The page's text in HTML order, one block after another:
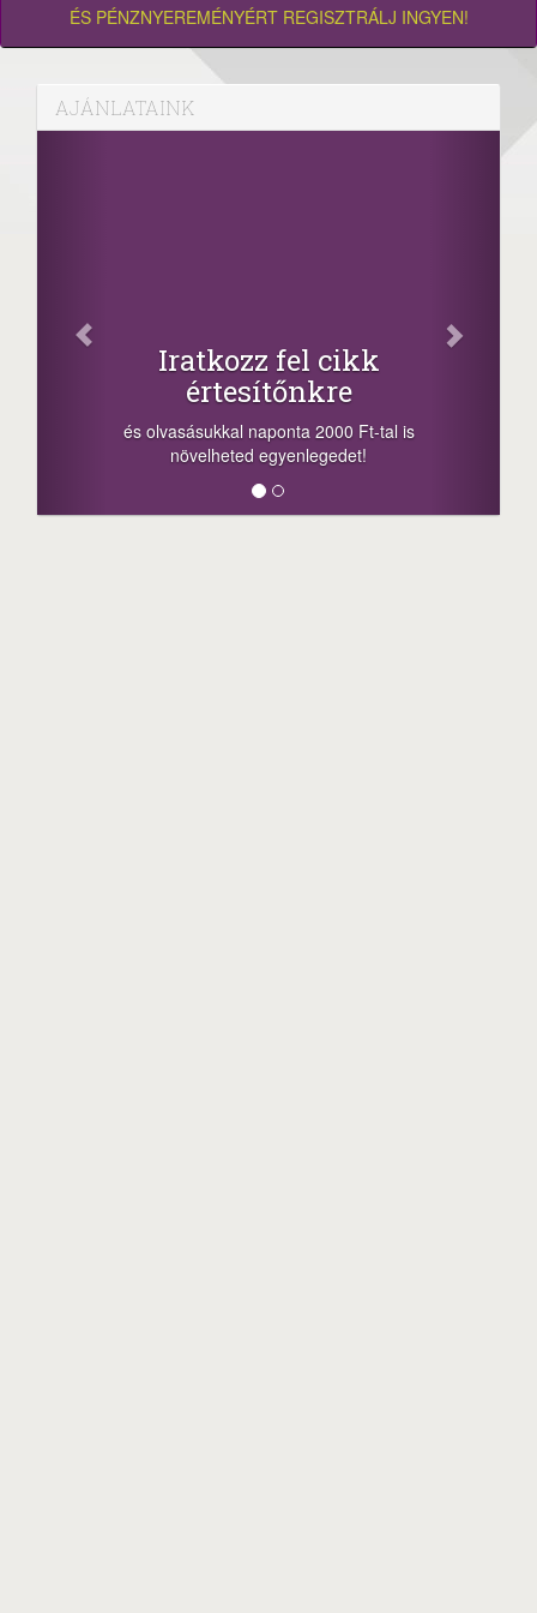
ÉS PÉNZNYEREMÉNYÉRT REGISZTRÁLJ INGYEN!
AJÁNLATAINK
Iratkozz fel cikk
értesítőnkre
és olvasásukkal naponta 2000 Ft-tal is
növelheted egyenlegedet!